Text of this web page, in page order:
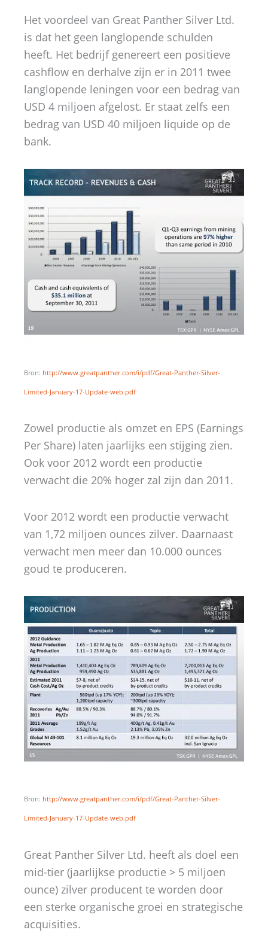
Het voordeel van Great Panther Silver Ltd.
is dat het geen langlopende schulden
heeft. Het bedrijf genereert een positieve
cashflow en derhalve zijn er in 2011 twee
langlopende leningen voor een bedrag van
USD 4 miljoen afgelost. Er staat zelfs een
bedrag van USD 40 miljoen liquide op de
bank.
Bron: http://www.greatpanther.com/i/pdf/Great-Panther-Silver-
Limited-January-17-Update-web.pdf
Zowel productie als omzet en EPS (Earnings
Per Share) laten jaarlijks een stijging zien.
Ook voor 2012 wordt een productie
verwacht die 20% hoger zal zijn dan 2011.
Voor 2012 wordt een productie verwacht
van 1,72 miljoen ounces zilver. Daarnaast
verwacht men meer dan 10.000 ounces
goud te produceren.
Bron: http://www.greatpanther.com/i/pdf/Great-Panther-Silver-
Limited-January-17-Update-web.pdf
Great Panther Silver Ltd. heeft als doel een
mid-tier (jaarlijkse productie > 5 miljoen
ounce) zilver producent te worden door
een sterke organische groei en strategische
acquisities.